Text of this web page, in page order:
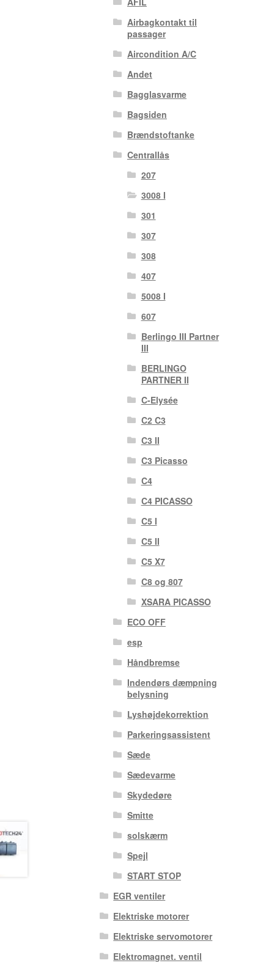
Airbagkontakt til
passager
Aircondition A/C
Andet
Bagglasvarme
Bagsiden
Brændstoftanke
Centrallås
207
3008 I
301
307
308
407
5008 I
607
Berlingo III Partner
III
BERLINGO
PARTNER II
C-Elysée
C2 C3
C3 II
C3 Picasso
C4
C4 PICASSO
C5 I
C5 II
C5 X7
C8 og 807
XSARA PICASSO
ECO OFF
esp
Håndbremse
Indendørs dæmpning
belysning
Lyshøjdekorrektion
Parkeringsassistent
Sæde
Sædevarme
Skydedøre
Smitte
solskærm
Spejl
START STOP
EGR ventiler
Elektriske motorer
Elektriske servomotorer
Elektromagnet. ventil